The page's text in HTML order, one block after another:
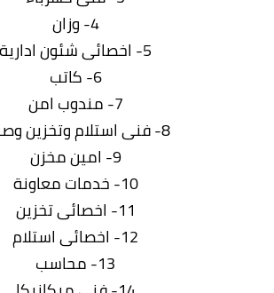
4- وزان
5- اخصائى شئون ادارية
6- كاتب
7- مندوب امن
8- فنى استلام وتخزين وصرف
9- امين مخزن
10- خدمات معاونة
11- اخصائى تخزين
12- اخصائى استلام
13- محاسب